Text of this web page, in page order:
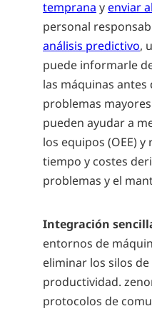
temprana yenviar
personal
análisis predictivo,
puede informarle
las máquinas antes
problemas
pueden ayudar a
los equipos (OEE)
tiempo y costes
problemas y el
Integración
entornos de
eliminar los silos
productividad.
protocolos de